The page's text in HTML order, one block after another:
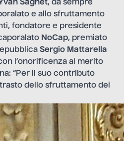
Sagnet, da sempre
e allo sfruttamento
fondatore e presidente
NoCap, premiato
Sergio Mattarella
l’onorificenza al merito
“Per il suo contributo
dello sfruttamento dei